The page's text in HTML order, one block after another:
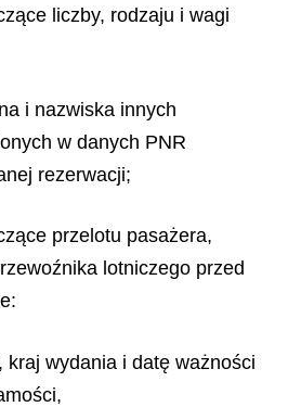
liczby, rodzaju i wagi
i nazwiska innych
w danych PNR
rezerwacji;
przelotu pasażera,
lotniczego przed
kraj wydania i datę ważności